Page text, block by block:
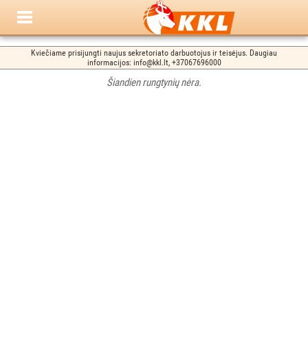
Kviečiame prisijungti naujus sekretoriato darbuotojus ir teisėjus. Daugiau
informacijos: info@kkl.lt, +37067696000
Šiandien rungtynių nėra.